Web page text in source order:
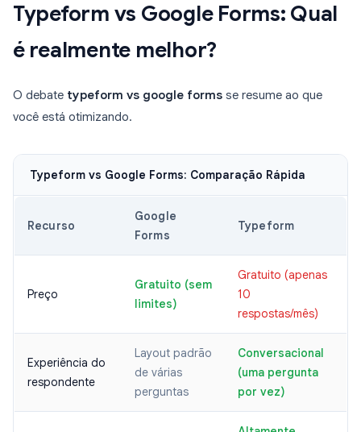
Typeform vs Google Forms: Qual
é realmente melhor?
O debate typeform vs google forms se resume ao que
você está otimizando.
Typeform vs Google Forms: Comparação Rápida
Recurso
Google
Forms
Typeform
Preço
Gratuito (sem
limites)
Gratuito (apenas
10
respostas/mês)
Experiência do
respondente
Layout padrão
de várias
perguntas
Conversacional
(uma pergunta
por vez)